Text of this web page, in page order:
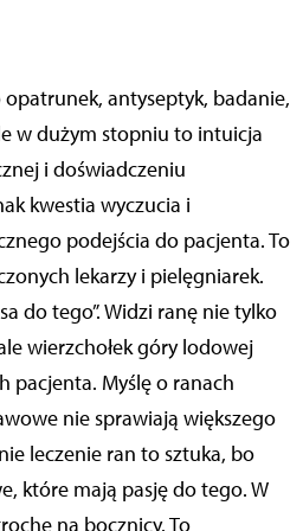
antyseptyk, badanie,
w dużym stopniu to intuicja
i doświadczeniu
kwestia wyczucia i
podejścia do pacjenta. To
lekarzy i pielęgniarek.
do tego”. Widzi ranę nie tylko
wierzchołek góry lodowej
Myślę o ranach
nie sprawiają większego
leczenie ran to sztuka, bo
które mają pasję do tego. W
na bocznicy. To